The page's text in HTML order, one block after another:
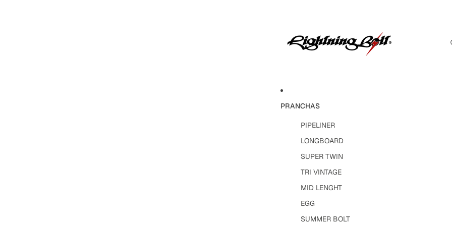
PRANCHAS
PIPELINER
LONGBOARD
SUPER TWIN
TRI VINTAGE
MID LENGHT
EGG
SUMMER BOLT